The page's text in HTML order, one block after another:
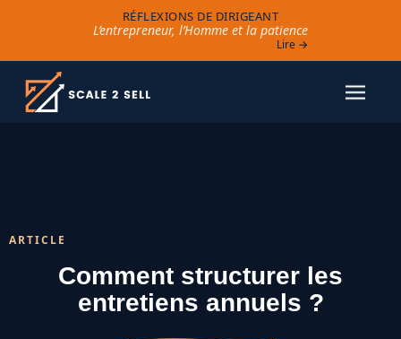
RÉFLEXIONS DE DIRIGEANT
L’entrepreneur, l’Homme et la patience
Lire →
ARTICLE
Comment structurer les
entretiens annuels ?